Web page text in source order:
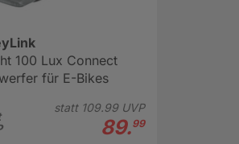
100 Lux Connect
für E-Bikes
statt 109.99UVP
89.99